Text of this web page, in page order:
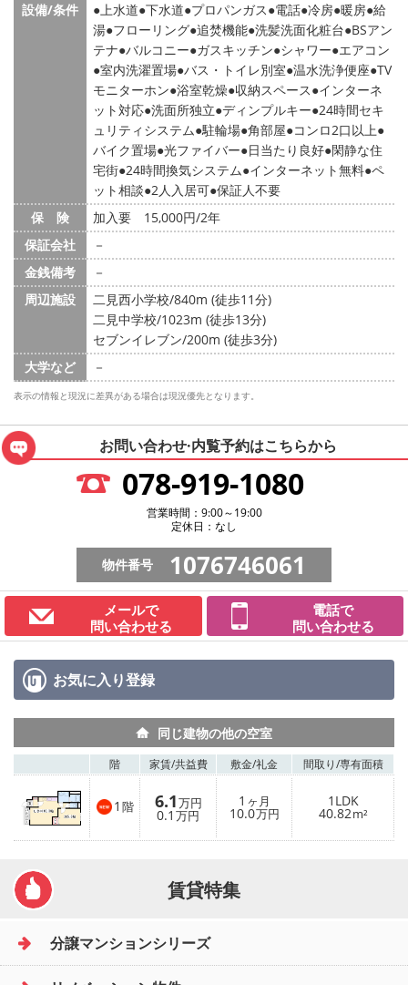
設備/条件
上水道 下水道 プロパンガス 電話 冷房 暖房 給
湯 フローリング 追焚機能 洗髪洗面化粧台 BSアン
テナ バルコニー ガスキッチン シャワー エアコン
室内洗濯置場 バス・トイレ別室 温水洗浄便座 TV
モニターホン 浴室乾燥 収納スペース インターネ
ット対応 洗面所独立 ディンプルキー 24時間セキ
ュリティシステム 駐輪場 角部屋 コンロ2口以上
バイク置場 光ファイバー 日当たり良好 閑静な住
宅街 24時間換気システム インターネット無料 ペ
ット相談 2人入居可 保証人不要
保 険
加入要 15,000円/2年
保証会社
－
金銭備考
－
周辺施設
二見西小学校/840m (徒歩11分)
二見中学校/1023m (徒歩13分)
セブンイレブン/200m (徒歩3分)
大学など
－
表示の情報と現況に差異がある場合は現況優先となります。
お問い合わせ·内覧予約はこちらから
078-919-1080
営業時間：9:00～19:00
定休日：なし
物件番号 1076746061
メールで
問い合わせる
電話で
問い合わせる
お気に入り登録
同じ建物の他の空室
階 家賃/共益費 敷金/礼金 間取り/専有面積
1 階 6.1万円
0.1 万円
1 ヶ月
10.0万円
1LDK
40.82m²
賃貸特集
分譲マンションシリーズ